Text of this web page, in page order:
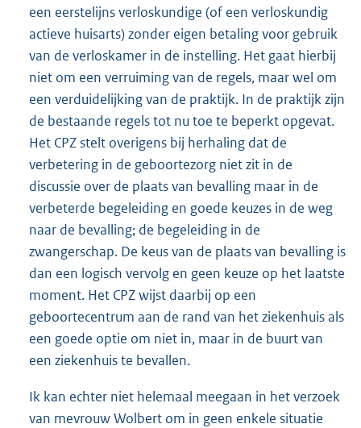
een eerstelijns verloskundige (of een verloskundig
actieve huisarts) zonder eigen betaling voor gebruik
van de verloskamer in de instelling. Het gaat hierbij
niet om een verruiming van de regels, maar wel om
een verduidelijking van de praktijk. In de praktijk zijn
de bestaande regels tot nu toe te beperkt opgevat.
Het CPZ stelt overigens bij herhaling dat de
verbetering in de geboortezorg niet zit in de
discussie over de plaats van bevalling maar in de
verbeterde begeleiding en goede keuzes in de weg
naar de bevalling; de begeleiding in de
zwangerschap. De keus van de plaats van bevalling is
dan een logisch vervolg en geen keuze op het laatste
moment. Het CPZ wijst daarbij op een
geboortecentrum aan de rand van het ziekenhuis als
een goede optie om niet in, maar in de buurt van
een ziekenhuis te bevallen.
Ik kan echter niet helemaal meegaan in het verzoek
van mevrouw Wolbert om in geen enkele situatie